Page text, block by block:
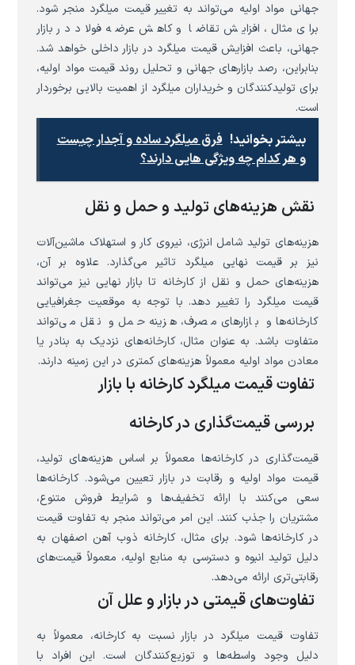
جهانی مواد اولیه می‌تواند به تغییر قیمت میلگرد منجر شود.
برای مثال، افزایش تقاضا و کاهش عرضه فولاد در بازار
جهانی، باعث افزایش قیمت میلگرد در بازار داخلی خواهد شد.
بنابراین، رصد بازارهای جهانی و تحلیل روند قیمت مواد اولیه،
برای تولیدکنندگان و خریداران میلگرد از اهمیت بالایی برخوردار
است.
بیشتر بخوانید! فرق میلگرد ساده و آجدار چیست
و هر کدام چه ویژگی هایی دارند؟
نقش هزینه‌های تولید و حمل و نقل
هزینه‌های تولید شامل انرژی، نیروی کار و استهلاک ماشین‌آلات
نیز بر قیمت نهایی میلگرد تاثیر می‌گذارد. علاوه بر آن،
هزینه‌های حمل و نقل از کارخانه تا بازار نهایی نیز می‌تواند
قیمت میلگرد را تغییر دهد. با توجه به موقعیت جغرافیایی
کارخانه‌ها و بازارهای مصرف، هزینه حمل و نقل می‌تواند
متفاوت باشد. به عنوان مثال، کارخانه‌های نزدیک به بنادر یا
معادن مواد اولیه معمولاً هزینه‌های کمتری در این زمینه دارند.
تفاوت قیمت میلگرد کارخانه با بازار
بررسی قیمت‌گذاری در کارخانه
قیمت‌گذاری در کارخانه‌ها معمولاً بر اساس هزینه‌های تولید،
قیمت مواد اولیه و رقابت در بازار تعیین می‌شود. کارخانه‌ها
سعی می‌کنند با ارائه تخفیف‌ها و شرایط فروش متنوع،
مشتریان را جذب کنند. این امر می‌تواند منجر به تفاوت قیمت
در کارخانه‌ها شود. برای مثال، کارخانه ذوب آهن اصفهان به
دلیل تولید انبوه و دسترسی به منابع اولیه، معمولاً قیمت‌های
رقابتی‌تری ارائه می‌دهد.
تفاوت‌های قیمتی در بازار و علل آن
تفاوت قیمت میلگرد در بازار نسبت به کارخانه، معمولاً به
دلیل وجود واسطه‌ها و توزیع‌کنندگان است. این افراد با